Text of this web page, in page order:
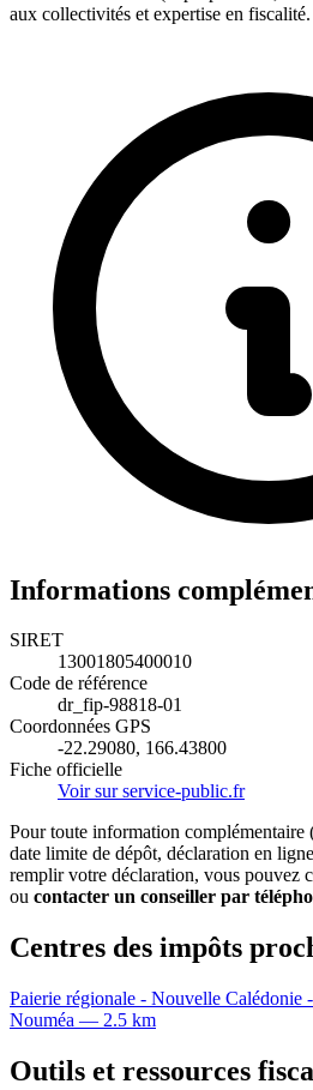
aux collectivités et expertise en fiscalité.
Informations
SIRET
13001805400010
Code de référence
dr_fip-98818-01
Coordonnées GPS
-22.29080, 166.43800
Fiche officielle
Voir sur service-public.fr
Pour toute information complémentaire
date limite de dépôt, déclaration en
remplir votre déclaration, vous pouvez
ou contacter un conseiller par
Centres des impôts
Paierie régionale - Nouvelle Calédonie
Nouméa — 2.5 km
Outils et ressources